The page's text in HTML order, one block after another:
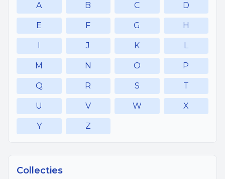
A B C D
E F G H
I J K L
M N O P
Q R S T
U V W X
Y Z
Collecties